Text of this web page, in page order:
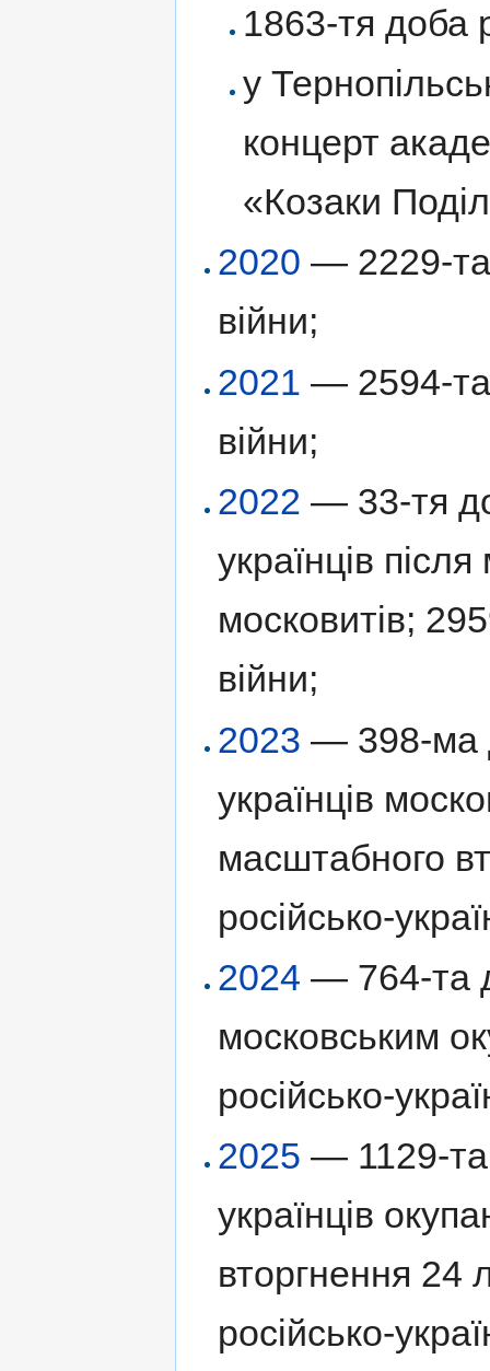
1863-тя доба
у
концерт
«Козаки
2020 — 2229-та
війни;
2021 — 2594-та
війни;
2022 — 33-тя
українців
московитів;
війни;
2023 — 398-ма
українців
масштабного
російсько-
2024 — 764-та
московським
російсько-
2025 — 1129-та
українців
вторгнення 24
російсько-